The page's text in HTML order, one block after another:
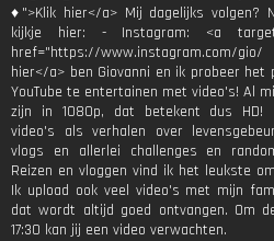
♦">Klik hier</a> Mij dagelijks volgen?
kijkje hier: - Instagram: <a
href="https://www.instagram.com/
hier</a> ben Giovanni en ik probeer het
YouTube te entertainen met video's! Al
zijn in 1080p, dat betekent dus HD!
video's als verhalen over
vlogs en allerlei challenges en
Reizen en vloggen vind ik het leukste
Ik upload ook veel video's met mijn
dat wordt altijd goed ontvangen. Om
17:30 kan jij een video verwachten.